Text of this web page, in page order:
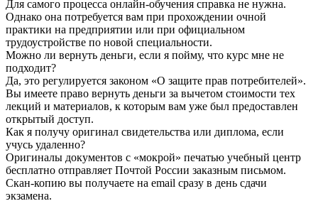
Для самого процесса онлайн-обучения справка не нужна.
Однако она потребуется вам при прохождении очной
практики на предприятии или при официальном
трудоустройстве по новой специальности.
Можно ли вернуть деньги, если я пойму, что курс мне не
подходит?
Да, это регулируется законом «О защите прав потребителей».
Вы имеете право вернуть деньги за вычетом стоимости тех
лекций и материалов, к которым вам уже был предоставлен
открытый доступ.
Как я получу оригинал свидетельства или диплома, если
учусь удаленно?
Оригиналы документов с «мокрой» печатью учебный центр
бесплатно отправляет Почтой России заказным письмом.
Скан-копию вы получаете на email сразу в день сдачи
экзамена.